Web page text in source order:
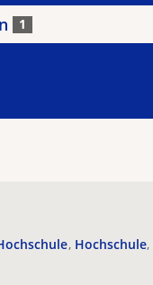
1
Hochschule